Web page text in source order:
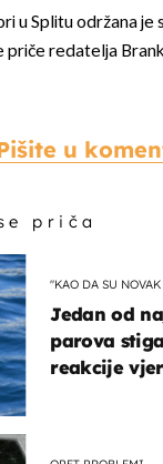
u Splitu održana
redatelja
u
priča
"KAO DA SU
Jedan od
parova
reakcije